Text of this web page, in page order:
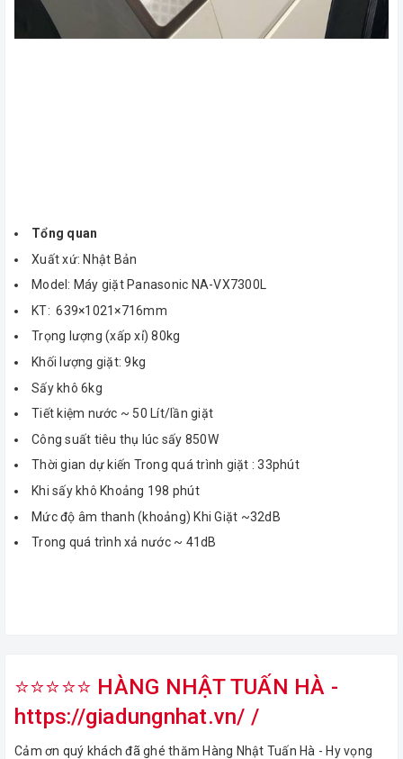
Tổng quan
Xuất xứ: Nhật Bản
Model: Máy giặt Panasonic NA-VX7300L
KT: 639×1021×716mm
Trọng lượng (xấp xỉ) 80kg
Khối lượng giặt: 9kg
Sấy khô 6kg
Tiết kiệm nước ~ 50 Lít/lần giặt
Công suất tiêu thụ lúc sấy 850W
Thời gian dự kiến Trong quá trình giặt : 33phút
Khi sấy khô Khoảng 198 phút
Mức độ âm thanh (khoảng) Khi Giặt ~32dB
Trong quá trình xả nước ~ 41dB
⭐⭐⭐⭐⭐ HÀNG NHẬT TUẤN HÀ -
https://giadungnhat.vn/ /
Cảm ơn quý khách đã ghé thăm Hàng Nhật Tuấn Hà - Hy vọng